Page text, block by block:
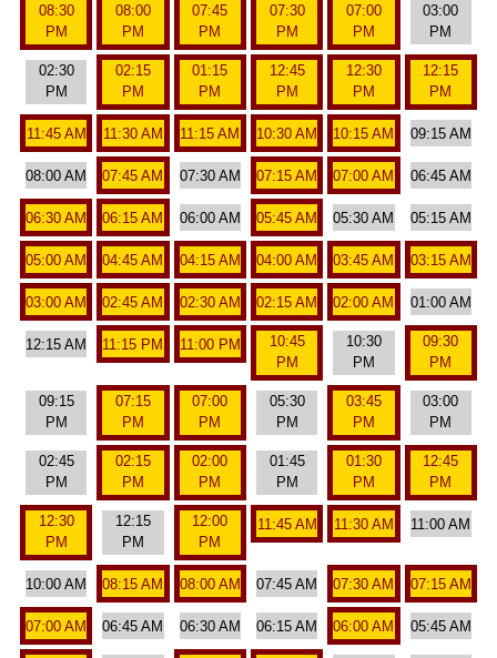
08:30
PM
08:00
PM
07:45
PM
07:30
PM
07:00
PM
03:00
PM
02:30
PM
02:15
PM
01:15
PM
12:45
PM
12:30
PM
12:15
PM
11:45 AM 11:30 AM 11:15 AM 10:30 AM 10:15 AM 09:15 AM
08:00 AM 07:45 AM 07:30 AM 07:15 AM 07:00 AM 06:45 AM
06:30 AM 06:15 AM 06:00 AM 05:45 AM 05:30 AM 05:15 AM
05:00 AM 04:45 AM 04:15 AM 04:00 AM 03:45 AM 03:15 AM
03:00 AM 02:45 AM 02:30 AM 02:15 AM 02:00 AM 01:00 AM
12:15 AM 11:15 PM 11:00 PM
10:45
PM
10:30
PM
09:30
PM
09:15
PM
07:15
PM
07:00
PM
05:30
PM
03:45
PM
03:00
PM
02:45
PM
02:15
PM
02:00
PM
01:45
PM
01:30
PM
12:45
PM
12:30
PM
12:15
PM
12:00
PM
11:45 AM 11:30 AM 11:00 AM
10:00 AM 08:15 AM 08:00 AM 07:45 AM 07:30 AM 07:15 AM
07:00 AM 06:45 AM 06:30 AM 06:15 AM 06:00 AM 05:45 AM